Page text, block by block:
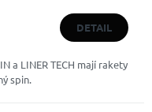
DETAIL
a LINER TECH mají rakety
spin.